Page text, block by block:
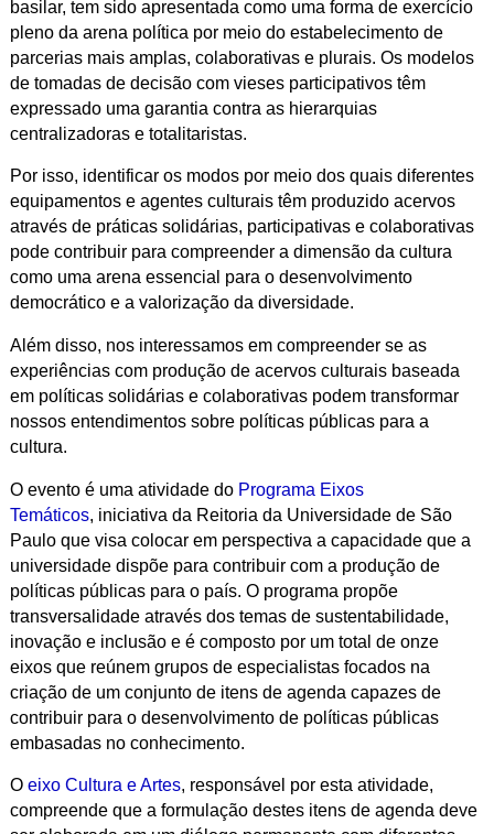
basilar, tem sido apresentada como uma forma de exercício
pleno da arena política por meio do estabelecimento de
parcerias mais amplas, colaborativas e plurais. Os modelos
de tomadas de decisão com vieses participativos têm
expressado uma garantia contra as hierarquias
centralizadoras e totalitaristas.
Por isso, identificar os modos por meio dos quais diferentes
equipamentos e agentes culturais têm produzido acervos
através de práticas solidárias, participativas e colaborativas
pode contribuir para compreender a dimensão da cultura
como uma arena essencial para o desenvolvimento
democrático e a valorização da diversidade.
Além disso, nos interessamos em compreender se as
experiências com produção de acervos culturais baseada
em políticas solidárias e colaborativas podem transformar
nossos entendimentos sobre políticas públicas para a
cultura.
O evento é uma atividade do Programa Eixos
Temáticos, iniciativa da Reitoria da Universidade de São
Paulo que visa colocar em perspectiva a capacidade que a
universidade dispõe para contribuir com a produção de
políticas públicas para o país. O programa propõe
transversalidade através dos temas de sustentabilidade,
inovação e inclusão e é composto por um total de onze
eixos que reúnem grupos de especialistas focados na
criação de um conjunto de itens de agenda capazes de
contribuir para o desenvolvimento de políticas públicas
embasadas no conhecimento.
O eixo Cultura e Artes, responsável por esta atividade,
compreende que a formulação destes itens de agenda deve